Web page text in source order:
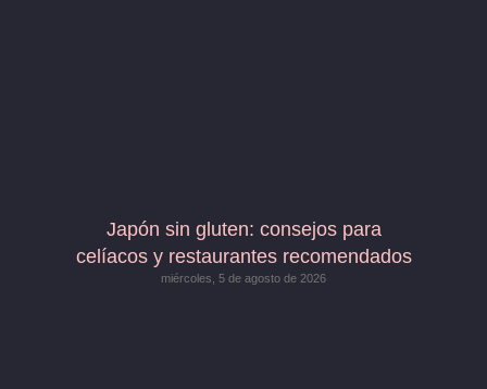
Japón sin gluten: consejos para
celíacos y restaurantes recomendados
miércoles, 5 de agosto de 2026